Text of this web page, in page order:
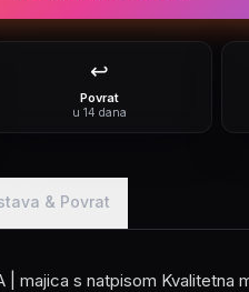
↩️
Povrat
u 14 dana
& Povrat
| majica s natpisom Kvalitetna